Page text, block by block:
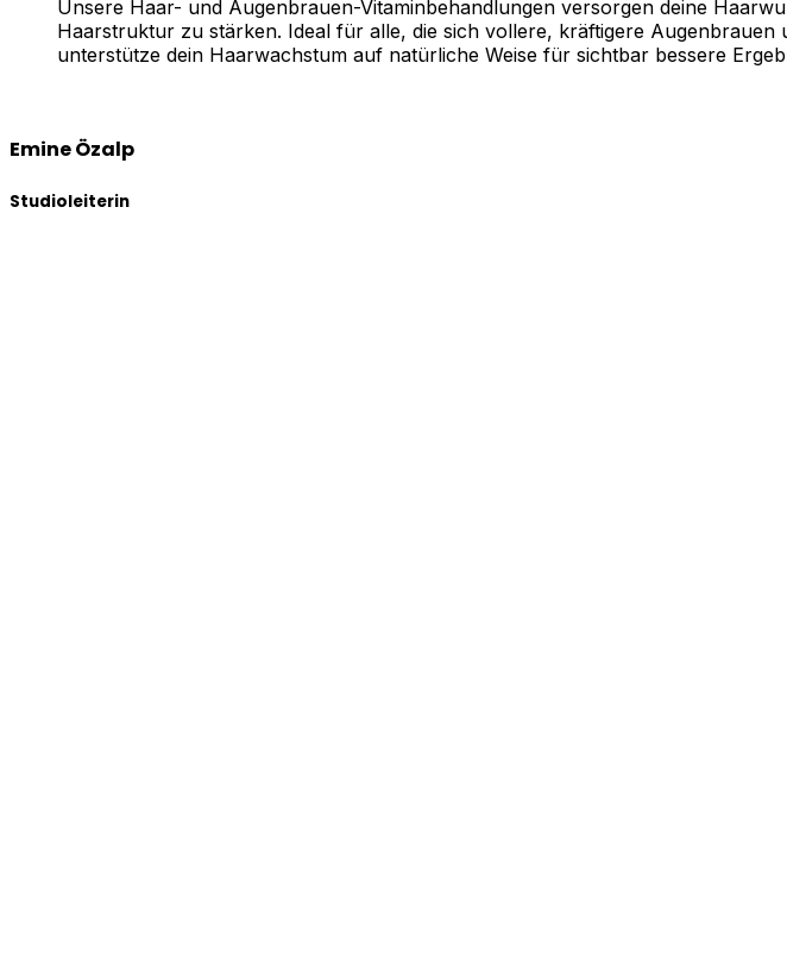
Unsere Haar- und Augenbrauen-Vitaminbehandlungen versorgen deine
Haarstruktur zu stärken. Ideal für alle, die sich vollere, kräftigere
unterstütze dein Haarwachstum auf natürliche Weise für sichtbar bessere
Emine Özalp
Studioleiterin